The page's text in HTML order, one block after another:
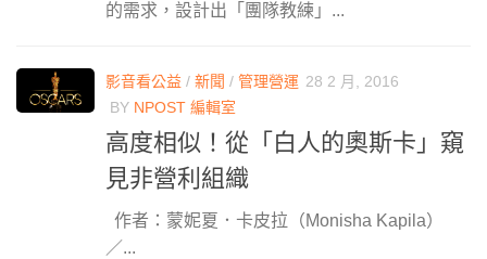
的需求，設計出「團隊教練」...
影音看公益 / 新聞 / 管理營運 28 2 月, 2016
BY NPOST 編輯室
高度相似！從「白人的奧斯卡」窺
見非營利組織
作者：蒙妮夏．卡皮拉（Monisha Kapila）
／...